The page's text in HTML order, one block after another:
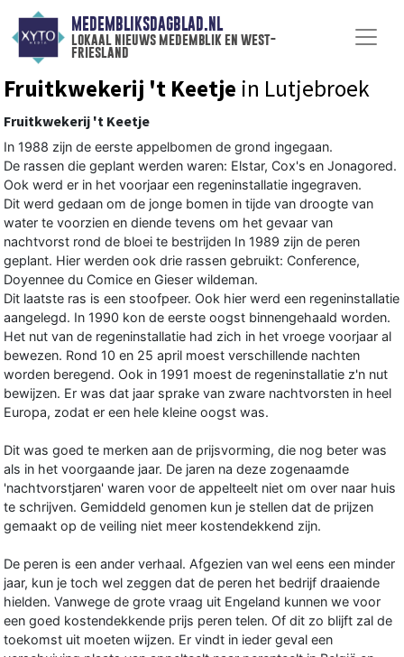
MEDEMBLIKSDAGBLAD.NL
lokaal nieuws medemblik en west-
friesland
Fruitkwekerij 't Keetje in Lutjebroek
Fruitkwekerij 't Keetje
In 1988 zijn de eerste appelbomen de grond ingegaan.
De rassen die geplant werden waren: Elstar, Cox's en Jonagored.
Ook werd er in het voorjaar een regeninstallatie ingegraven.
Dit werd gedaan om de jonge bomen in tijde van droogte van
water te voorzien en diende tevens om het gevaar van
nachtvorst rond de bloei te bestrijden In 1989 zijn de peren
geplant. Hier werden ook drie rassen gebruikt: Conference,
Doyennee du Comice en Gieser wildeman.
Dit laatste ras is een stoofpeer. Ook hier werd een regeninstallatie
aangelegd. In 1990 kon de eerste oogst binnengehaald worden.
Het nut van de regeninstallatie had zich in het vroege voorjaar al
bewezen. Rond 10 en 25 april moest verschillende nachten
worden beregend. Ook in 1991 moest de regeninstallatie z'n nut
bewijzen. Er was dat jaar sprake van zware nachtvorsten in heel
Europa, zodat er een hele kleine oogst was.
Dit was goed te merken aan de prijsvorming, die nog beter was
als in het voorgaande jaar. De jaren na deze zogenaamde
'nachtvorstjaren' waren voor de appelteelt niet om over naar huis
te schrijven. Gemiddeld genomen kun je stellen dat de prijzen
gemaakt op de veiling niet meer kostendekkend zijn.
De peren is een ander verhaal. Afgezien van wel eens een minder
jaar, kun je toch wel zeggen dat de peren het bedrijf draaiende
hielden. Vanwege de grote vraag uit Engeland kunnen we voor
een goed kostendekkende prijs peren telen. Of dit zo blijft zal de
toekomst uit moeten wijzen. Er vindt in ieder geval een